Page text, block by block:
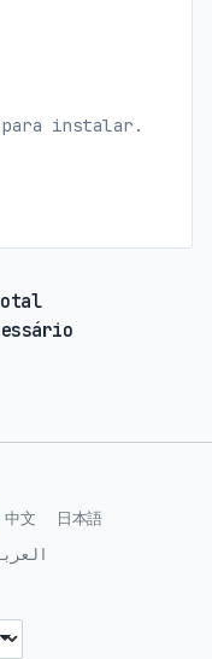
para instalar.
中文
日本語